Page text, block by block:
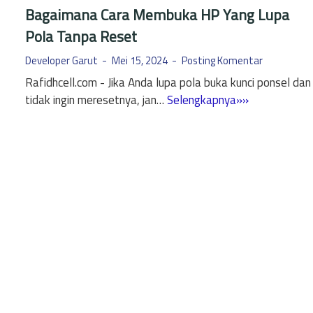
Bagaimana Cara Membuka HP Yang Lupa
Pola Tanpa Reset
Developer Garut Mei 15, 2024 Posting Komentar
Rafidhcell.com - Jika Anda lupa pola buka kunci ponsel dan
tidak ingin meresetnya, jan…Selengkapnya»»